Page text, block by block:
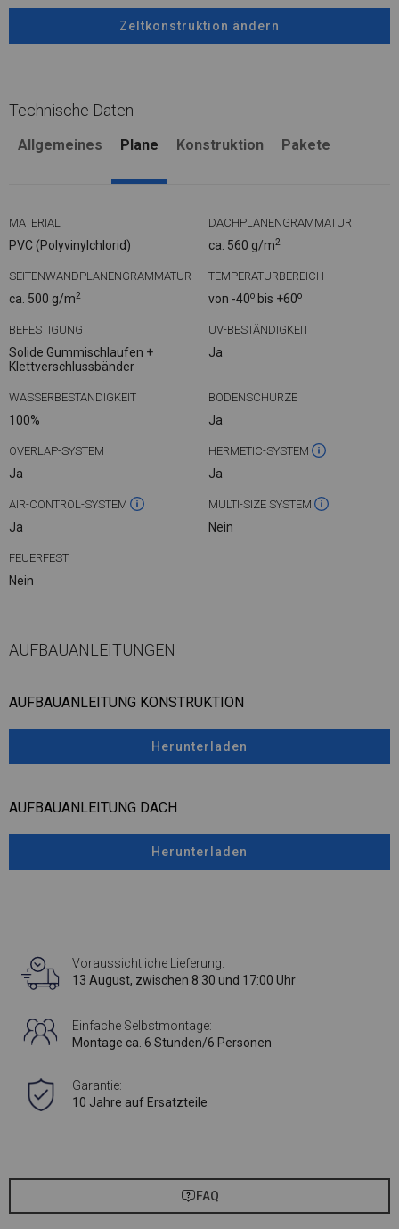
Zeltkonstruktion ändern
Technische Daten
Allgemeines Plane Konstruktion Pakete
MATERIAL
PVC (Polyvinylchlorid)
DACHPLANENGRAMMATUR
ca. 560 g/m2
SEITENWANDPLANENGRAMMATUR
ca. 500 g/m2
TEMPERATURBEREICH
von -40o bis +60o
BEFESTIGUNG
Solide Gummischlaufen +
Klettverschlussbänder
UV-BESTÄNDIGKEIT
Ja
WASSERBESTÄNDIGKEIT
100%
BODENSCHÜRZE
Ja
OVERLAP-SYSTEM
Ja
HERMETIC-SYSTEM
Ja
AIR-CONTROL-SYSTEM
Ja
MULTI-SIZE SYSTEM
Nein
FEUERFEST
Nein
AUFBAUANLEITUNGEN
AUFBAUANLEITUNG KONSTRUKTION
Herunterladen
AUFBAUANLEITUNG DACH
Herunterladen
Voraussichtliche Lieferung:
13 August, zwischen 8:30 und 17:00 Uhr
Einfache Selbstmontage:
Montage ca. 6 Stunden/6 Personen
Garantie:
10 Jahre auf Ersatzteile
FAQ